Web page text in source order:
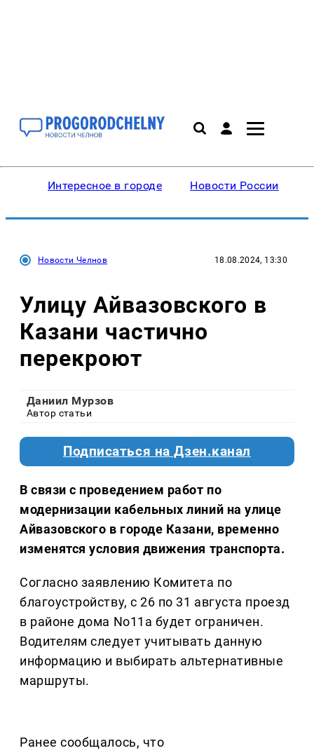
Интересное в городе Новости России
Новости Челнов 18.08.2024, 13:30
Улицу Айвазовского в
Казани частично
перекроют
Даниил Мурзов
Автор статьи
Подписаться на Дзен.канал
В связи с проведением работ по
модернизации кабельных линий на улице
Айвазовского в городе Казани, временно
изменятся условия движения транспорта.
Согласно заявлению Комитета по
благоустройству, с 26 по 31 августа проезд
в районе дома No11а будет ограничен.
Водителям следует учитывать данную
информацию и выбирать альтернативные
маршруты.
Ранее сообщалось, что